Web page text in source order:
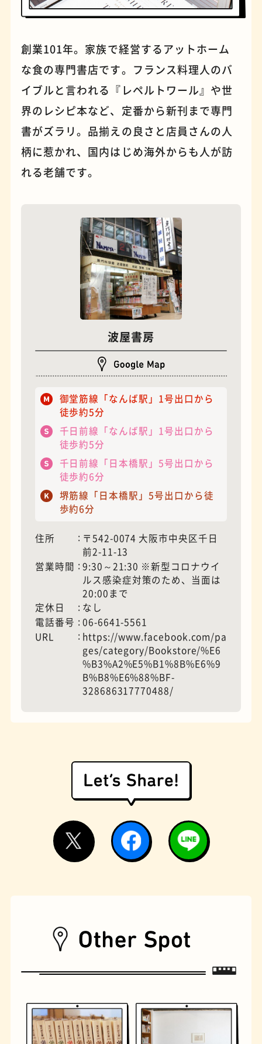
モーニング フィギュアショップ
創業101年。家族で経営するアットホーム
な食の専門書店です。フランス料理人のバ
イブルと言われる『レペルトワール』や世
界のレシピ本など、定番から新刊まで専門
書がズラリ。品揃えの良さと店員さんの人
柄に惹かれ、国内はじめ海外からも人が訪
れる老舗です。
波屋書房
御堂筋線「なんば駅」1号出口から
徒歩約5分
千日前線「なんば駅」1号出口から
徒歩約5分
千日前線「日本橋駅」5号出口から
徒歩約6分
堺筋線「日本橋駅」5号出口から徒
歩約6分
住所
〒542-0074 大阪市中央区千日
前2-11-13
営業時間
9:30～21:30 ※新型コロナウイ
ルス感染症対策のため、当面は
20:00まで
定休日
なし
電話番号
06-6641-5561
URL
https://www.facebook.com/pa
ges/category/Bookstore/%E6
%B3%A2%E5%B1%8B%E6%9
B%B8%E6%88%BF-
328686317770488/